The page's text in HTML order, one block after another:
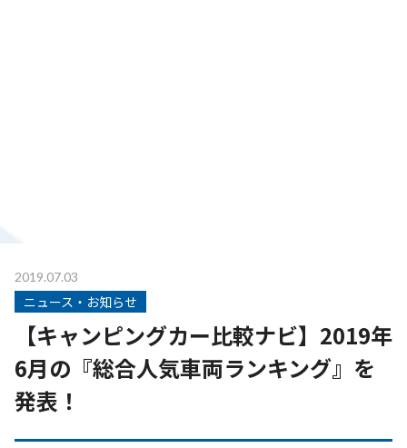
2019.07.03
ニュース・お知らせ
【キャンピングカー比較ナビ】2019年
6月の『総合人気車両ランキング』を
発表！